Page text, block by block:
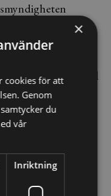
i Svea hovrätt
Ansvarig
internationell
stiftelser och
vid Stockholms
Kerstin
×
cookies för att
Genom
du
vår
Inriktning